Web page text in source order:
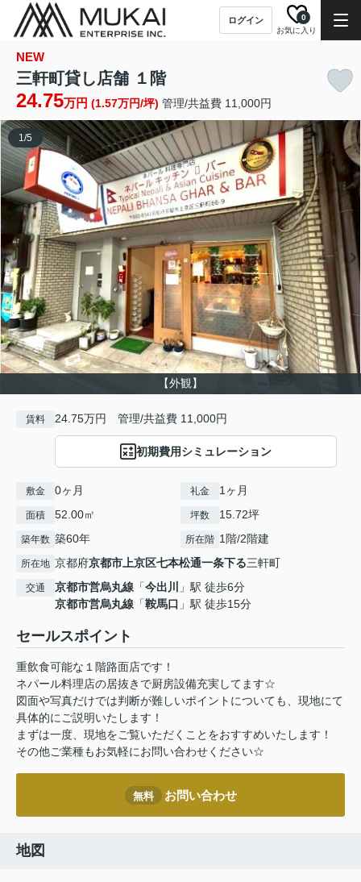
ログイン
お気に入り
0
NEW
三軒町貸し店舗 １階
24.75万円 (1.57万円/坪) 管理/共益費 11,000円
【外観】
1/5
賃料 24.75万円 管理/共益費 11,000円
初期費用シミュレーション
敷金 0ヶ月 礼金 1ヶ月
面積 52.00㎡ 坪数 15.72坪
築年数 築60年 所在階 1階/2階建
所在地 京都府京都市上京区七本松通一条下る三軒町
交通 京都市営烏丸線 「今出川
」駅 徒歩6分
京都市営烏丸線 「鞍馬口 」駅 徒歩15分
セールスポイント
重飲食可能な１階路面店です！
ネパール料理店の居抜きで厨房設備充実してます☆
図面や写真だけでは判断が難しいポイントについても、現地にて
具体的にご説明いたします！
まずは一度、現地をご覧いただくことをおすすめいたします！
その他ご業種もお気軽にお問い合わせください☆
無料 お問い合わせ
地図